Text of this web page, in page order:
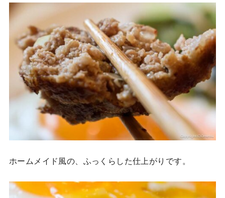
ホームメイド風の、ふっくらした仕上がりです。